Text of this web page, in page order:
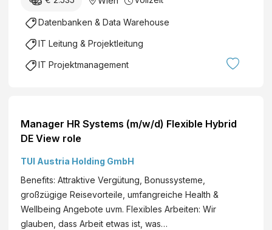
Datenbanken & Data Warehouse
IT Leitung & Projektleitung
IT Projektmanagement
Manager HR Systems (m/w/d) Flexible Hybrid
DE View role
TUI Austria Holding GmbH
Benefits: Attraktive Vergütung, Bonussysteme,
großzügige Reisevorteile, umfangreiche Health &
Wellbeing Angebote uvm. Flexibles Arbeiten: Wir
glauben, dass Arbeit etwas ist, was…